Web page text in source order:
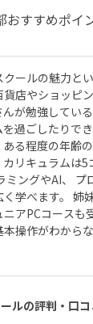
おすすめポイ
ールの魅力と
店やショッピ
が勉強してい
過ごしたりで
る程度の年齢
リキュラムは5
ミングやAI、 プ
学べます。 姉
アPCコースも
本操作がわから
といったお子さ
興味に合ったコ
ープログラミ
るプログラミン
市の小中学校で
ルの評判・口